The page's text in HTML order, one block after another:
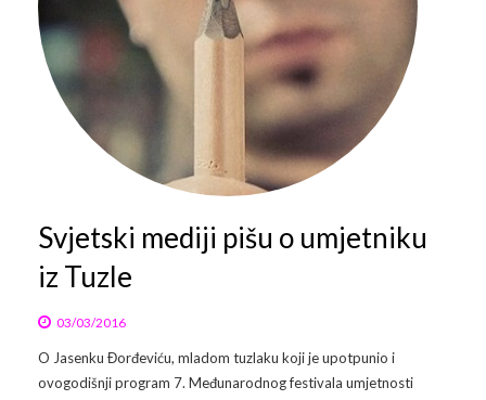
Svjetski mediji pišu o umjetniku
iz Tuzle
03/03/2016
O Jasenku Đorđeviću, mladom tuzlaku koji je upotpunio i
ovogodišnji program 7. Međunarodnog festivala umjetnosti